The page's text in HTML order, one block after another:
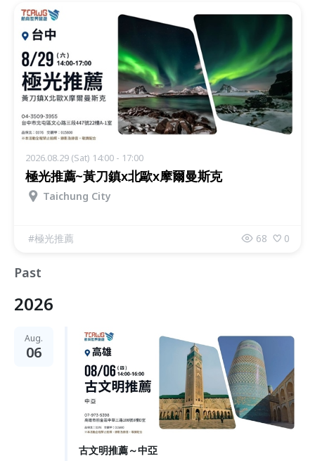
2026.08.29 (Sat) 14:00 - 17:00
極光推薦~黃刀鎮x北歐x摩爾曼斯克
Taichung City
#極光推薦 68 0
Past
2026
Aug.
06
古文明推薦～中亞